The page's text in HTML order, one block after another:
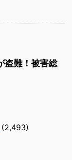
盗難！被害総
(2,493)